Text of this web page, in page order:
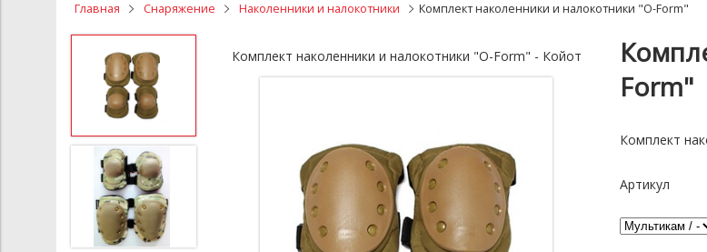
Главная Снаряжение Наколенники и налокотники Комплект наколенники и налокотники "O-Form"
Комплект наколенники и налокотники "O-Form" - Койот Комплект
Form"
Комплект
Артикул